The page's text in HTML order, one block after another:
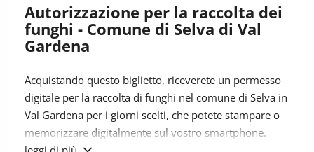
Autorizzazione per la raccolta dei
funghi - Comune di Selva di Val
Gardena
Acquistando questo biglietto, riceverete un permesso
digitale per la raccolta di funghi nel comune di Selva in
Val Gardena per i giorni scelti, che potete stampare o
memorizzare digitalmente sul vostro smartphone.